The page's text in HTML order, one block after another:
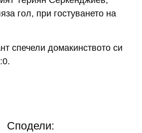
гол, при гостуването на
спечели домакинството си
Сподели: